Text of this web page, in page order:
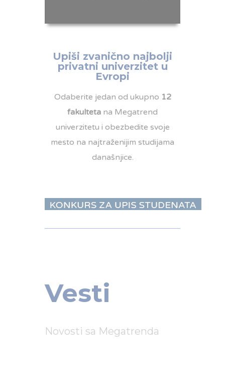
Upiši zvanično najbolji
privatni univerzitet u
Evropi
Odaberite jedan od ukupno 12
fakulteta na Megatrend
univerzitetu i obezbedite svoje
mesto na najtraženijim studijama
današnjice.
Vesti
Novosti sa Megatrenda